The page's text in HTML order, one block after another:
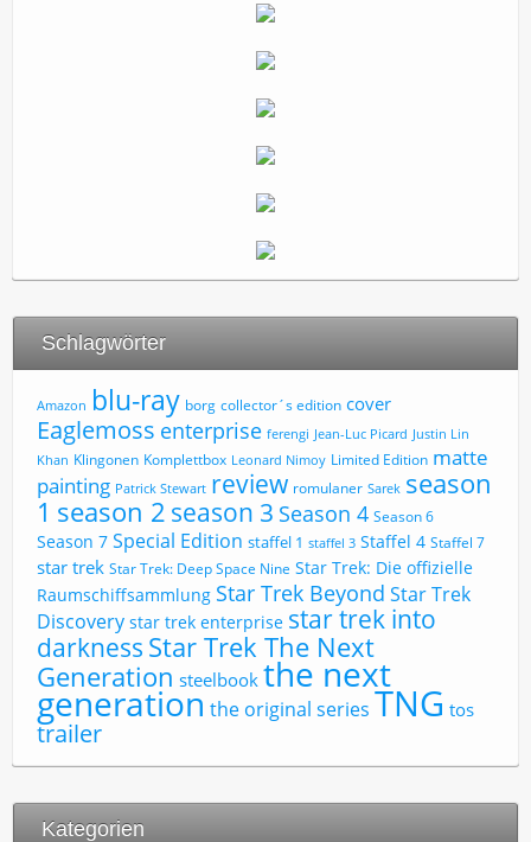
Schlagwörter
Amazon blu-ray borg collector´s edition cover
Eaglemoss enterprise ferengi Jean-Luc Picard Justin Lin
Khan Klingonen Komplettbox Leonard Nimoy Limited Edition matte
painting Patrick Stewart review romulaner Sarek season
1 season 2 season 3 Season 4 Season 6
Season 7 Special Edition staffel 1 staffel 3 Staffel 4 Staffel 7
star trek Star Trek: Deep Space Nine Star Trek: Die offizielle
Raumschiffsammlung Star Trek Beyond Star Trek
Discovery star trek enterprise star trek into
darkness Star Trek The Next
Generation steelbook the next
generation the original series TNG tos
trailer
Kategorien